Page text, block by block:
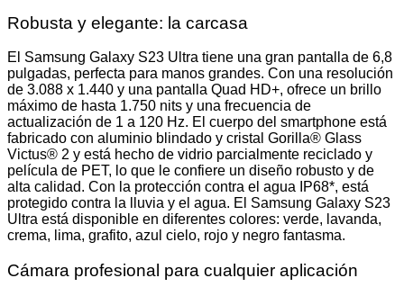
Robusta y elegante: la carcasa
El Samsung Galaxy S23 Ultra tiene una gran pantalla de 6,8
pulgadas, perfecta para manos grandes. Con una resolución
de 3.088 x 1.440 y una pantalla Quad HD+, ofrece un brillo
máximo de hasta 1.750 nits y una frecuencia de
actualización de 1 a 120 Hz. El cuerpo del smartphone está
fabricado con aluminio blindado y cristal Gorilla® Glass
Victus® 2 y está hecho de vidrio parcialmente reciclado y
película de PET, lo que le confiere un diseño robusto y de
alta calidad. Con la protección contra el agua IP68*, está
protegido contra la lluvia y el agua. El Samsung Galaxy S23
Ultra está disponible en diferentes colores: verde, lavanda,
crema, lima, grafito, azul cielo, rojo y negro fantasma.
Cámara profesional para cualquier aplicación